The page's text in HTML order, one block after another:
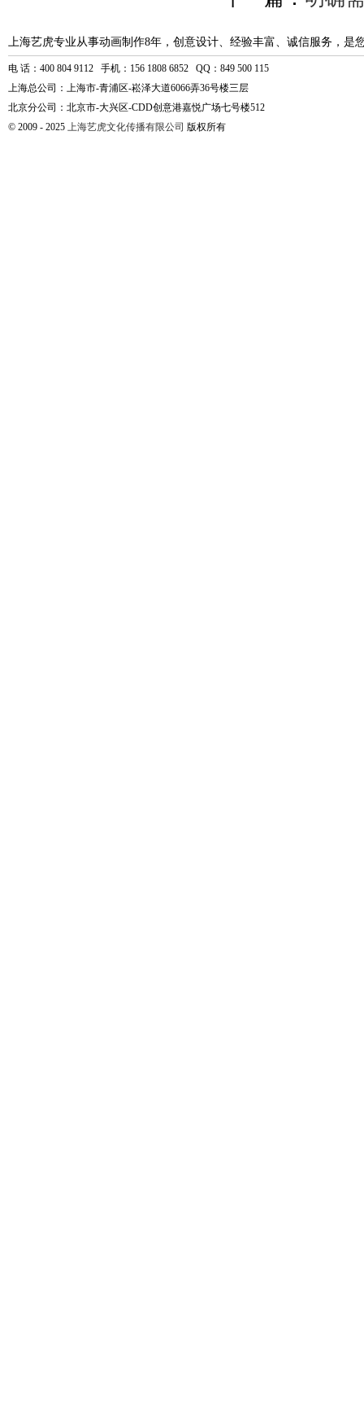
上海艺虎专业从事动画制作8年，创意设计、经验丰富、诚信服务，是
电 话：400 804 9112 手机：156 1808 6852 QQ：849 500 115
上海总公司：上海市-青浦区-崧泽大道6066弄36号楼三层
北京分公司：北京市-大兴区-CDD创意港嘉悦广场七号楼512
© 2009 - 2025 上海艺虎文化传播有限公司 版权所有